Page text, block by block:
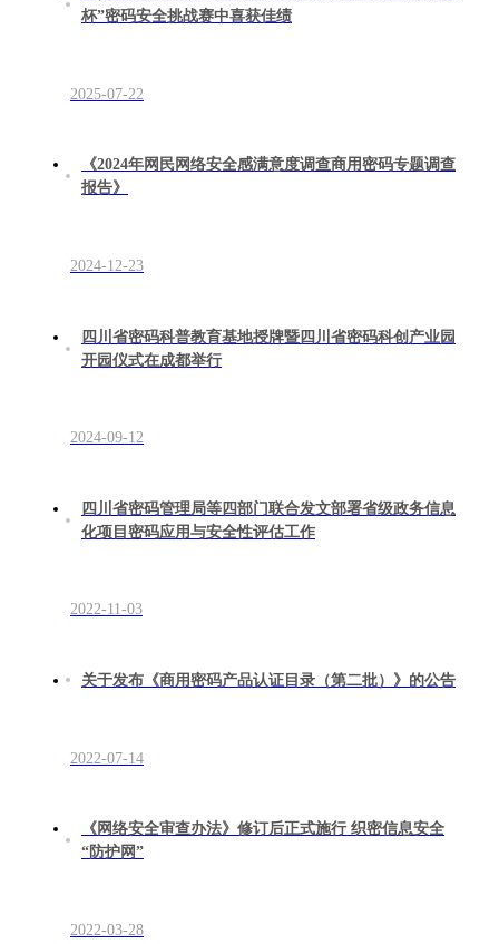
杯”密码安全挑战赛中喜获佳绩
2025-07-22
《2024年网民网络安全感满意度调查商用密码专题调查
报告》
2024-12-23
四川省密码科普教育基地授牌暨四川省密码科创产业园
开园仪式在成都举行
2024-09-12
四川省密码管理局等四部门联合发文部署省级政务信息
化项目密码应用与安全性评估工作
2022-11-03
关于发布《商用密码产品认证目录（第二批）》的公告
2022-07-14
《网络安全审查办法》修订后正式施行 织密信息安全
“防护网”
2022-03-28